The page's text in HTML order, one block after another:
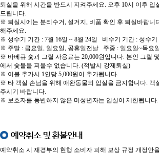
퇴실을 위해 시간을 반드시 지켜주세요. 오후 10시 이후 입
드립니다.
※ 퇴실시에는 분리수거, 설거지, 비품 확인 후 퇴실바랍니
해주세요.
※ 성수기 기간 : 7월 16일 ~ 8월 24일 비수기 기간 : 성수
※ 주말 : 금요일, 일요일, 공휴일전날 주중 : 일요일~목요
※ 바베큐 숯과 그릴 사용료는 20,000원입니다. 본인 그릴
에서 숯불을 피울수 없습니다. (적발시 강제퇴실)
※ 이불 추가시 1인당 5,000원이 추가됩니다.
※ 타 객실 손님을 위해 애완동물의 입실을 금지합니다. 객
주시기 바랍니다.
※ 보호자를 동반하지 않은 미성년자는 입실이 제한됩니다.
예약취소 및 환불안내
예약취소 시 재경부의 현행 소비자 피해 보상 규정 개정안